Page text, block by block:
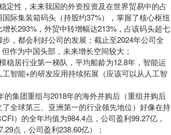
定性，未来我国的外资投资及在世界贸易中的占
际集装箱码头（持股约37%），掌握了核心枢纽
长293%，外贸中转增幅达213%，占该码头超七
，都会利好公司的发展；截止至2024年公司全
作为中国头部，未来增长空间较大；
稳居行业第一梯队，平均船龄为12.8年，智能运
智能+的研发应用持续拓展（应该可以从人工智
集团重组与2018年的海外并购后（重组并购后
全球第三、亚洲第一的行业领先地位）好像在持
）的全年均值为984.4点，公司盈利99.27亿，
点，公司盈利238.60亿）；